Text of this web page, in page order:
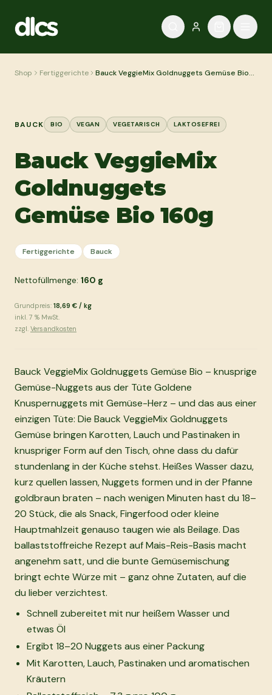
Shop Fertiggerichte
Bauck VeggieMix Goldnuggets Gemüse Bio
BAUCK BIO VEGAN VEGETARISCH LAKTOSEFREI
Bauck VeggieMix
Goldnuggets
Gemüse Bio 160g
Fertiggerichte Bauck
Nettofüllmenge: 160 g
Grundpreis: 18,69 € / kg
inkl. 7 % MwSt.
zzgl. Versandkosten
Bauck VeggieMix Goldnuggets Gemüse Bio – knusprige
Gemüse-Nuggets aus der Tüte Goldene
Knuspernuggets mit Gemüse-Herz – und das aus einer
einzigen Tüte: Die Bauck VeggieMix Goldnuggets
Gemüse bringen Karotten, Lauch und Pastinaken in
knuspriger Form auf den Tisch, ohne dass du dafür
stundenlang in der Küche stehst. Heißes Wasser dazu,
kurz quellen lassen, Nuggets formen und in der Pfanne
goldbraun braten – nach wenigen Minuten hast du 18–
20 Stück, die als Snack, Fingerfood oder kleine
Hauptmahlzeit genauso taugen wie als Beilage. Das
ballaststoffreiche Rezept auf Mais-Reis-Basis macht
angenehm satt, und die bunte Gemüsemischung
bringt echte Würze mit – ganz ohne Zutaten, auf die
du lieber verzichtest.
Schnell zubereitet mit nur heißem Wasser und
etwas Öl
Ergibt 18–20 Nuggets aus einer Packung
Mit Karotten, Lauch, Pastinaken und aromatischen
Kräutern